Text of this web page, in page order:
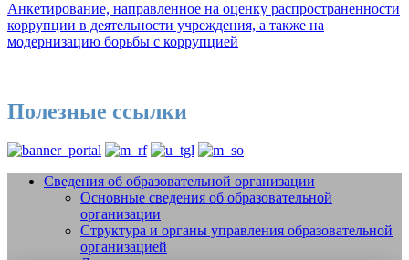
Анкетирование, направленное на оценку распространенности
коррупции в деятельности учреждения, а также на
модернизацию борьбы с коррупцией
Полезные ссылки
Добро пожаловать на сайт МБУДО
СШОР №14 "Жигули" г.о. Тольятти
Сведения об образовательной организации
Основные сведения об образовательной
организации
Структура и органы управления образовательной
организацией